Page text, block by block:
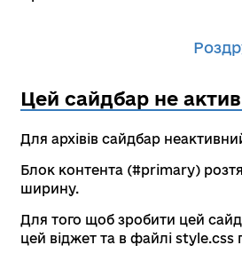
Цей сайдбар не
Для архівів сайдбар
Блок контента (#primary)
ширину.
Для того щоб зробити цей
цей віджет та в файлі style.css